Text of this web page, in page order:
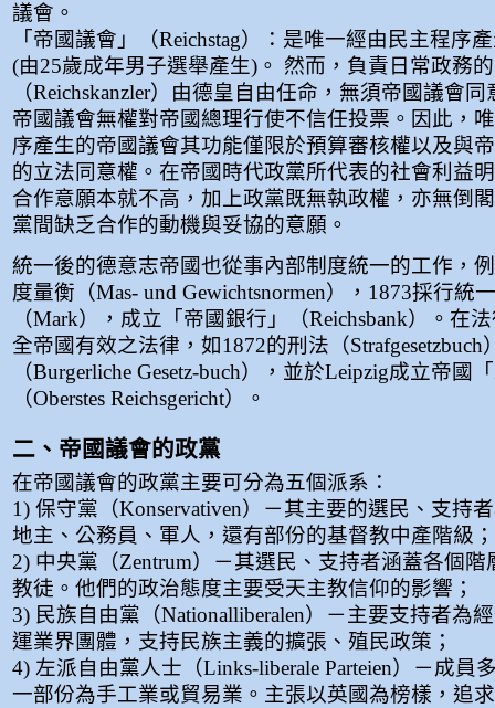
議會。
「帝國議會」（Reichstag）：是唯一經由民主程序
(由25歲成年男子選舉產生)。 然而，負責日常政務
（Reichskanzler）由德皇自由任命，無須帝國議會
帝國議會無權對帝國總理行使不信任投票。因此，
序產生的帝國議會其功能僅限於預算審核權以及與
的立法同意權。在帝國時代政黨所代表的社會利益
合作意願本就不高，加上政黨既無執政權，亦無倒
黨間缺乏合作的動機與妥協的意願。
統一後的德意志帝國也從事內部制度統一的工作，
度量衡（Mas- und Gewichtsnormen），1873採行統
（Mark），成立「帝國銀行」（Reichsbank）。在
全帝國有效之法律，如1872的刑法（Strafgesetzbuch
（Burgerliche Gesetz-buch），並於Leipzig成立帝國
（Oberstes Reichsgericht）。
二、帝國議會的政黨
在帝國議會的政黨主要可分為五個派系：
1) 保守黨（Konservativen）－其主要的選民、支持
地主、公務員、軍人，還有部份的基督教中產階級；
2) 中央黨（Zentrum）－其選民、支持者涵蓋各個階
教徒。他們的政治態度主要受天主教信仰的影響；
3) 民族自由黨（Nationalliberalen）－主要支持者為
運業界團體，支持民族主義的擴張、殖民政策；
4) 左派自由黨人士（Links-liberale Parteien）－成員
一部份為手工業或貿易業。主張以英國為榜樣，追